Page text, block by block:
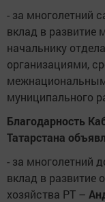
- за многолетний
вклад в развитие
начальнику
организациями,
муниципального
Благодарность
Татарстана
- за многолетний
вклад в развитие
хозяйства РТ –